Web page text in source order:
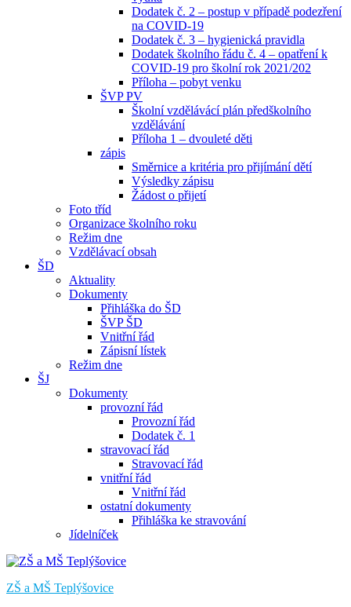
Dodatek č. 2 – postup v případě podezření
na COVID-19
Dodatek č. 3 – hygienická pravidla
Dodatek školního řádu č. 4 – opatření k
COVID-19 pro školní rok 2021/202
Příloha – pobyt venku
ŠVP PV
Školní vzdělávácí plán předškolního
vzdělávání
Příloha 1 – dvouleté děti
zápis
Směrnice a kritéria pro přijímání dětí
Výsledky zápisu
Žádost o přijetí
Foto tříd
Organizace školního roku
Režim dne
Vzdělávací obsah
ŠD
Aktuality
Dokumenty
Přihláška do ŠD
ŠVP ŠD
Vnitřní řád
Zápisní lístek
Režim dne
ŠJ
Dokumenty
provozní řád
Provozní řád
Dodatek č. 1
stravovací řád
Stravovací řád
vnitřní řád
Vnitřní řád
ostatní dokumenty
Přihláška ke stravování
Jídelníček
ZŠ a MŠ Teplýšovice